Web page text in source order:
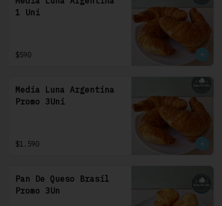
1 Uni
$590
Media Luna Argentina
Promo 3Uni
$1.590
Pan De Queso Brasil
Promo 3Un